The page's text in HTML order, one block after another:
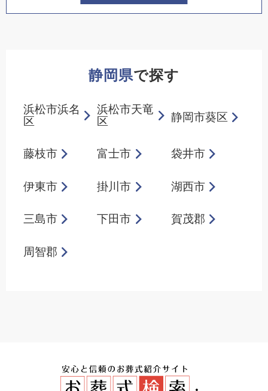
静岡県で探す
浜松市浜名
区
浜松市天竜
区
静岡市葵区
藤枝市 富士市 袋井市
伊東市 掛川市 湖西市
三島市 下田市 賀茂郡
周智郡